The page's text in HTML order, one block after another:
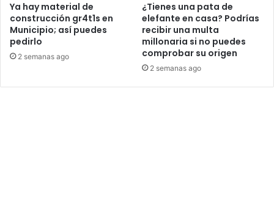
Ya hay material de
construcción gr4t1s en
Municipio; así puedes
pedirlo
2 semanas ago
¿Tienes una pata de
elefante en casa? Podrías
recibir una multa
millonaria si no puedes
comprobar su origen
2 semanas ago